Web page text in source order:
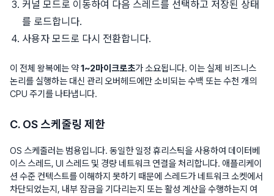
커널 모드로 이동하여 다음 스레드를 선택하고 저장된 상태
를 로드합니다.
사용자 모드로 다시 전환합니다.
이 전체 왕복에는 약1~2마이크로초가 소요됩니다. 이는 실제 비즈니스
논리를 실행하는 대신 관리 오버헤드에만 소비되는 수백 또는 수천 개의
CPU 주기를 나타냅니다.
C. OS 스케줄링 제한
OS 스케줄러는 범용입니다. 동일한 일정 휴리스틱을 사용하여 데이터베
이스 스레드, UI 스레드 및 경량 네트워크 연결을 처리합니다. 애플리케이
션 수준 컨텍스트를 이해하지 못하기 때문에 스레드가 네트워크 소켓에서
차단되었는지, 내부 잠금을 기다리는지 또는 활성 계산을 수행하는지 여